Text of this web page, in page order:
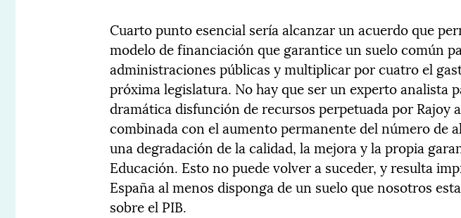
Cuarto punto esencial sería alcanzar un acuerdo que
modelo de financiación que garantice un suelo común
administraciones públicas y multiplicar por cuatro el
próxima legislatura. No hay que ser un experto analista
dramática disfunción de recursos perpetuada por Rajoy
combinada con el aumento permanente del número de
una degradación de la calidad, la mejora y la propia
Educación. Esto no puede volver a suceder, y resulta
España al menos disponga de un suelo que nosotros
sobre el PIB.